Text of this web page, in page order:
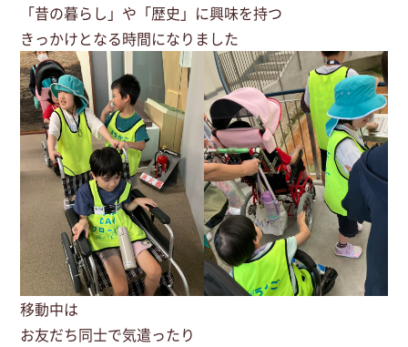
「昔の暮らし」や「歴史」に興味を持つ
きっかけとなる時間になりました
移動中は
お友だち同士で気遣ったり